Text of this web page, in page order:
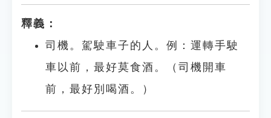
釋義：
司機。駕駛車子的人。例：運轉手駛
車以前，最好莫食酒。（司機開車
前，最好別喝酒。）